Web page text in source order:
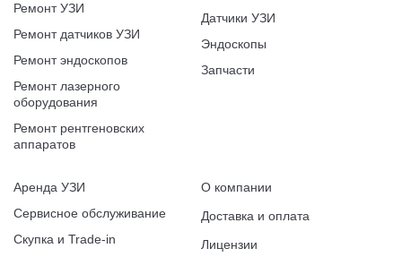
Ремонт УЗИ
Ремонт датчиков УЗИ
Ремонт эндоскопов
Ремонт лазерного
оборудования
Ремонт рентгеновских
аппаратов
Датчики УЗИ
Эндоскопы
Запчасти
Аренда УЗИ
Сервисное обслуживание
Скупка и Trade-in
О компании
Доставка и оплата
Лицензии